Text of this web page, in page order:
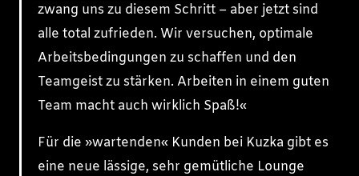
zwang uns zu diesem Schritt – aber jetzt sind
alle total zufrieden. Wir versuchen, optimale
Arbeitsbedingungen zu schaffen und den
Teamgeist zu stärken. Arbeiten in einem guten
Team macht auch wirklich Spaß!«
Für die »wartenden« Kunden bei Kuzka gibt es
eine neue lässige, sehr gemütliche Lounge